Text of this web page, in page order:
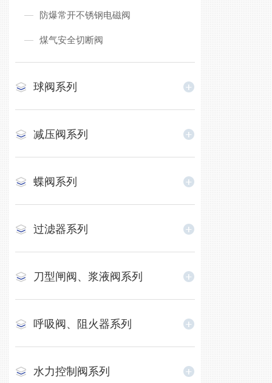
防爆常开不锈钢电磁阀
煤气安全切断阀
球阀系列
减压阀系列
蝶阀系列
过滤器系列
刀型闸阀、浆液阀系列
呼吸阀、阻火器系列
水力控制阀系列